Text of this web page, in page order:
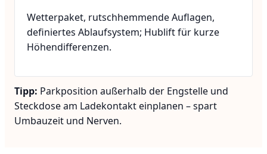
Wetterpaket, rutschhemmende Auflagen,
definiertes Ablaufsystem; Hublift für kurze
Höhendifferenzen.
Tipp: Parkposition außerhalb der Engstelle und
Steckdose am Ladekontakt einplanen – spart
Umbauzeit und Nerven.